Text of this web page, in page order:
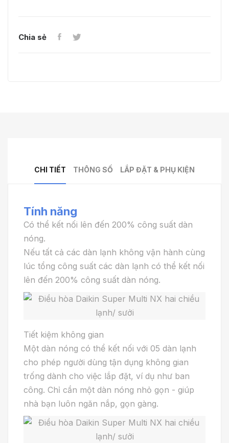
Chia sẻ
CHI TIẾT THÔNG SỐ LẮP ĐẶT & PHỤ KIỆN
Tính năng
Có thể kết nối lên đến 200% công suất dàn
nóng.
Nếu tất cả các dàn lạnh không vận hành cùng
lúc tổng công suất các dàn lạnh có thể kết nối
lên đến 200% công suất dàn nóng.
Tiết kiệm không gian
Một dàn nóng có thể kết nối với 05 dàn lạnh
cho phép người dùng tận dụng không gian
trống dành cho việc lắp đặt, ví dụ như ban
công. Chỉ cần một dàn nóng nhỏ gọn - giúp
nhà bạn luôn ngăn nắp, gọn gàng.